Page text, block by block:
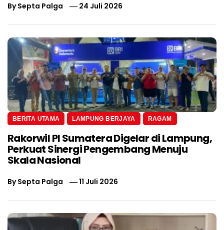
BySepta Palga 24 Juli 2026
BERITA UTAMA LAMPUNG BERJAYA RAGAM
Rakorwil PI Sumatera Digelar di Lampung,
Perkuat Sinergi Pengembang Menuju
Skala Nasional
BySepta Palga 11 Juli 2026